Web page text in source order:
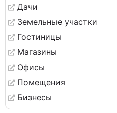
Дачи
Земельные участки
Гостиницы
Магазины
Офисы
Помещения
Бизнесы